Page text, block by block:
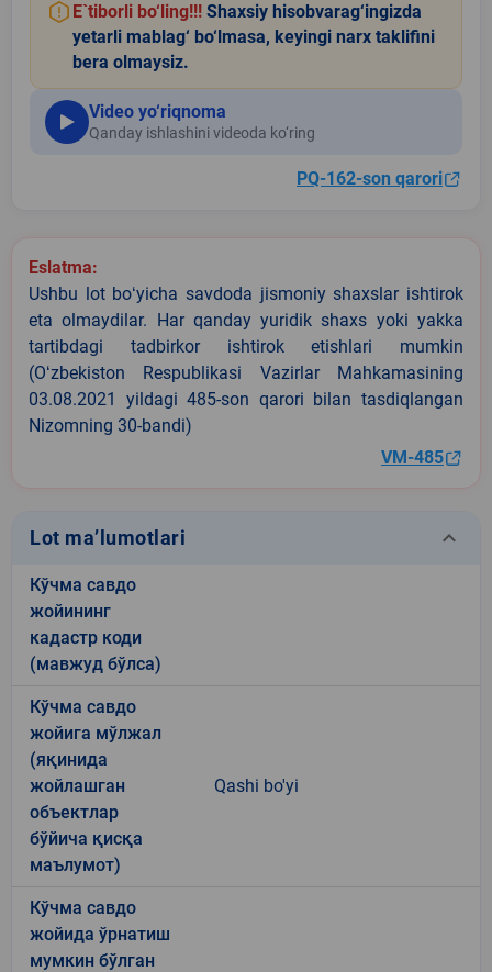
E`tiborli bo‘ling!!! Shaxsiy hisobvarag‘ingizda
yetarli mablag‘ bo‘lmasa, keyingi narx taklifini
bera olmaysiz.
Video yo‘riqnoma
Qanday ishlashini videoda ko‘ring
PQ-162-son qarori
Eslatma:
Ushbu lot boʻyicha savdoda jismoniy shaxslar ishtirok
eta olmaydilar. Har qanday yuridik shaxs yoki yakka
tartibdagi tadbirkor ishtirok etishlari mumkin
(Oʻzbekiston Respublikasi Vazirlar Mahkamasining
03.08.2021 yildagi 485-son qarori bilan tasdiqlangan
Nizomning 30-bandi)
VM-485
Lot ma’lumotlari keyboard_arrow_down
Кўчма савдо
жойининг
кадастр коди
(мавжуд бўлса)
Кўчма савдо
жойига мўлжал
(яқинида
жойлашган
объектлар
бўйича қисқа
маълумот)
Qashi bo'yi
Кўчма савдо
жойида ўрнатиш
мумкин бўлган